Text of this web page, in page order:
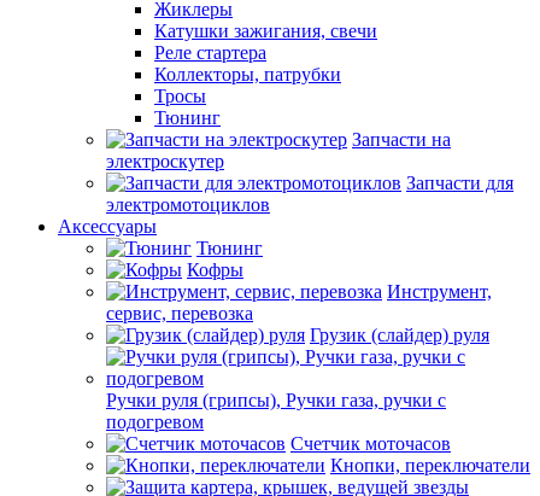
Жиклеры
Катушки зажигания, свечи
Реле стартера
Коллекторы, патрубки
Тросы
Тюнинг
Запчасти на
электроскутер
Запчасти для
электромотоциклов
Аксессуары
Тюнинг
Кофры
Инструмент,
сервис, перевозка
Грузик (слайдер) руля
Ручки руля (грипсы), Ручки газа, ручки с
подогревом
Счетчик моточасов
Кнопки, переключатели